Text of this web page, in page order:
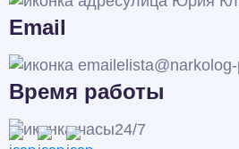
Email
Время работы
24/7